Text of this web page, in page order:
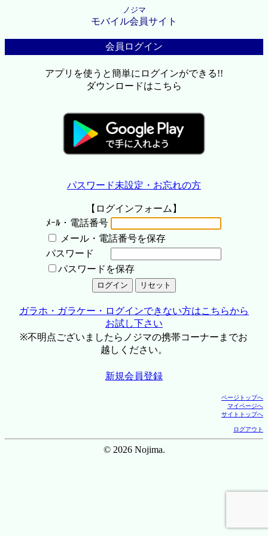
ノジマ
モバイル会員サイト
会員ログイン
アプリを使うと簡単にログインができる!!
ダウンロードはこちら
パスワード未設定・お忘れの方
【ログインフォーム】
ﾒｰﾙ・電話番号
メール・電話番号を保存
パスワード
パスワードを保存
ガラホ・ガラケー・ログインできない方はこちらから
お試し下さい
※不明点ございましたらノジマの携帯コーナーまでお
越しください。
新規会員登録
ページトップへ
マイページへ
サイトトップへ
ログアウト
© 2026 Nojima.